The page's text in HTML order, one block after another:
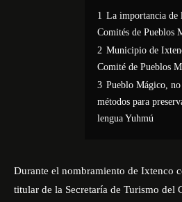
1 La importancia de
Comités de Pueblos
2 Municipio de
Comité de Pueblos
3 Pueblo Mágico,
métodos para
lengua Yuhmú
Durante el nombramiento de Ixtenco
titular de la Secretaría de Turismo del